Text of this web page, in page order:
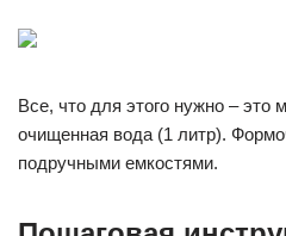
Все, что для этого нужно – это
очищенная вода (1 литр).
подручными емкостями.